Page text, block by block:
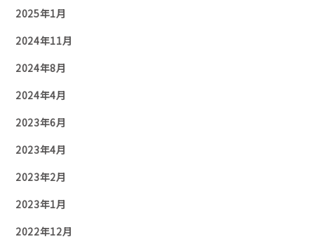
2025年1月
2024年11月
2024年8月
2024年4月
2023年6月
2023年4月
2023年2月
2023年1月
2022年12月